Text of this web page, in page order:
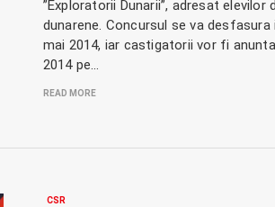
”Exploratorii Dunarii”, adresat elevilor
dunarene. Concursul se va desfasura
mai 2014, iar castigatorii vor fi
2014 pe…
READ MORE
CSR